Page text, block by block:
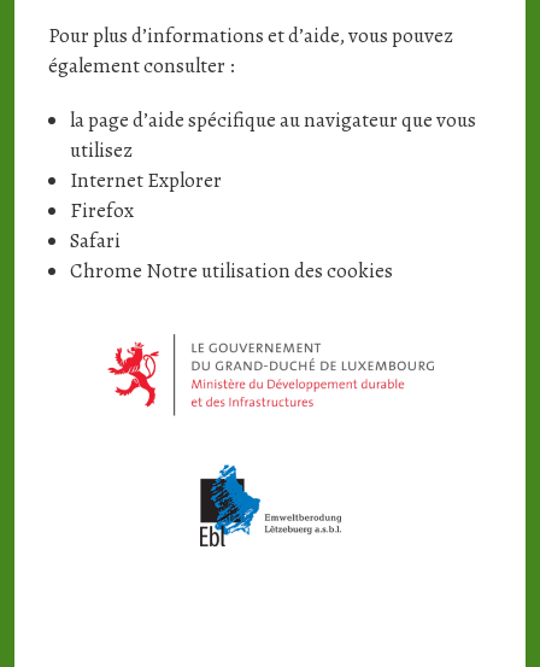
Pour plus d’informations et d’aide, vous pouvez
également consulter :
la page d’aide spécifique au navigateur que vous
utilisez
Internet Explorer
Firefox
Safari
Chrome Notre utilisation des cookies